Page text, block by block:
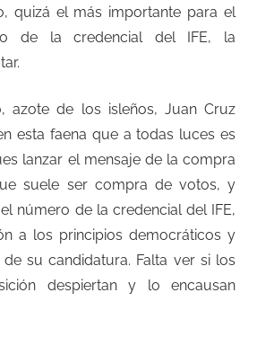
quizá el más importante para el
de la credencial del IFE, la
azote de los isleños, Juan Cruz
esta faena que a todas luces es
lanzar el mensaje de la compra
suele ser compra de votos, y
número de la credencial del IFE,
a los principios democráticos y
su candidatura. Falta ver si los
despiertan y lo encausan